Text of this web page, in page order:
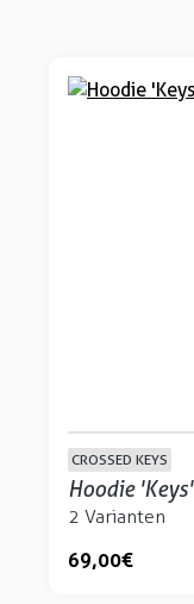
CROSSED KEYS
Hoodie 'Keys'
2 Varianten
69,00 €